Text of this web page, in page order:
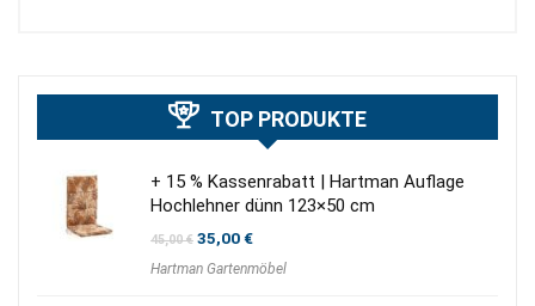
TOP PRODUKTE
+ 15 % Kassenrabatt | Hartman Auflage
Hochlehner dünn 123×50 cm
45,00€ Ursprünglicher
war:
35,00€Aktueller
ist:
Hartman Gartenmöbel